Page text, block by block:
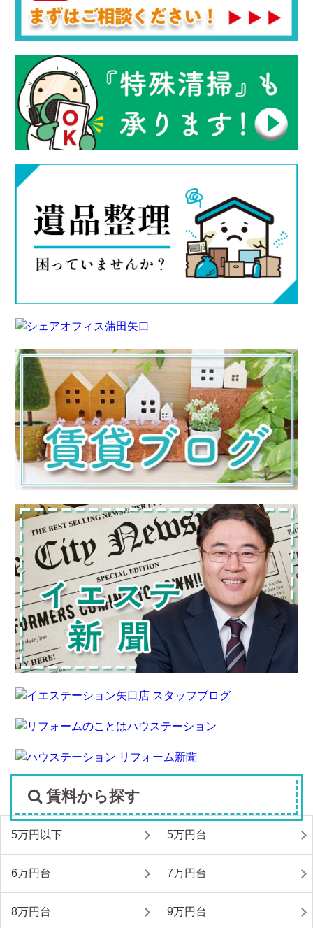
賃料から探す
5万円以下 5万円台
6万円台 7万円台
8万円台 9万円台